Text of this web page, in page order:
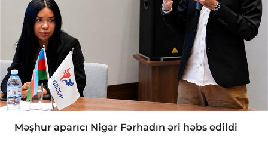
Məşhur aparıcı Nigar Fərhadın əri həbs edildi